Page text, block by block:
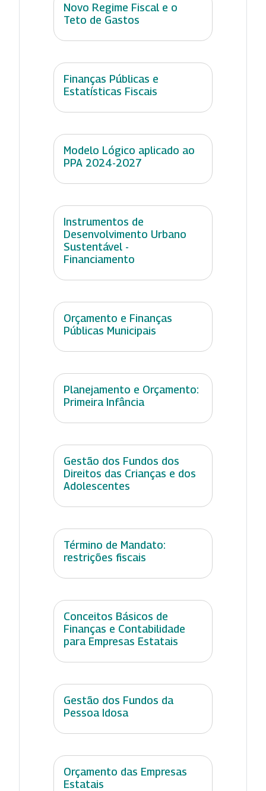
Novo Regime Fiscal e o
Teto de Gastos
Finanças Públicas e
Estatísticas Fiscais
Modelo Lógico aplicado ao
PPA 2024-2027
Instrumentos de
Desenvolvimento Urbano
Sustentável -
Financiamento
Orçamento e Finanças
Públicas Municipais
Planejamento e Orçamento:
Primeira Infância
Gestão dos Fundos dos
Direitos das Crianças e dos
Adolescentes
Término de Mandato:
restrições fiscais
Conceitos Básicos de
Finanças e Contabilidade
para Empresas Estatais
Gestão dos Fundos da
Pessoa Idosa
Orçamento das Empresas
Estatais